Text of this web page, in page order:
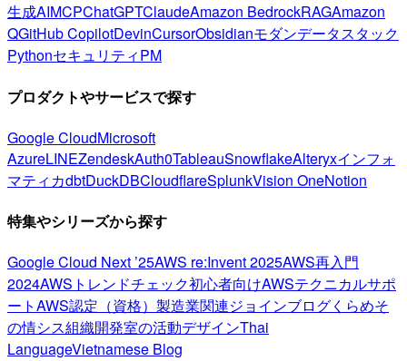
生成AIMCPChatGPTClaudeAmazon BedrockRAGAmazon
QGitHub CopilotDevinCursorObsidianモダンデータスタック
PythonセキュリティPM
プロダクトやサービスで探す
Google CloudMicrosoft
AzureLINEZendeskAuth0TableauSnowflakeAlteryxインフォ
マティカdbtDuckDBCloudflareSplunkVision OneNotion
特集やシリーズから探す
Google Cloud Next ’25AWS re:Invent 2025AWS再入門
2024AWSトレンドチェック初心者向けAWSテクニカルサポ
ートAWS認定（資格） 製造業関連ジョインブログくらめそ
の情シス組織開発室の活動デザインThai
LanguageVietnamese Blog